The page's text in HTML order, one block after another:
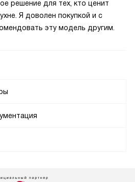
решение для тех, кто ценит
Я доволен покупкой и с
эту модель другим.